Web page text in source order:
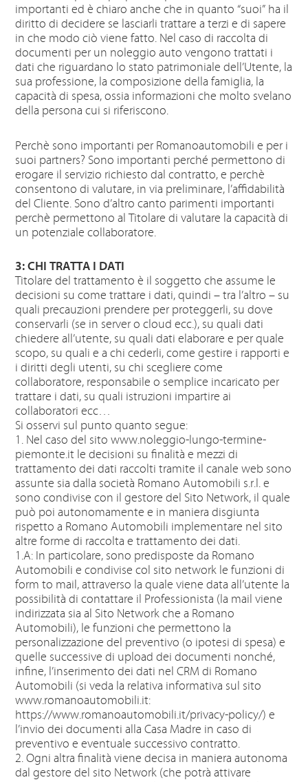
importanti ed è chiaro anche che in quanto “suoi” ha il
diritto di decidere se lasciarli trattare a terzi e di sapere
in che modo ciò viene fatto. Nel caso di raccolta di
documenti per un noleggio auto vengono trattati i
dati che riguardano lo stato patrimoniale dell’Utente, la
sua professione, la composizione della famiglia, la
capacità di spesa, ossia informazioni che molto svelano
della persona cui si riferiscono.
Perchè sono importanti per Romanoautomobili e per i
suoi partners? Sono importanti perché permettono di
erogare il servizio richiesto dal contratto, e perchè
consentono di valutare, in via preliminare, l’affidabilità
del Cliente. Sono d’altro canto parimenti importanti
perchè permettono al Titolare di valutare la capacità di
un potenziale collaboratore.
3: CHI TRATTA I DATI
Titolare del trattamento è il soggetto che assume le
decisioni su come trattare i dati, quindi – tra l’altro – su
quali precauzioni prendere per proteggerli, su dove
conservarli (se in server o cloud ecc.), su quali dati
chiedere all’utente, su quali dati elaborare e per quale
scopo, su quali e a chi cederli, come gestire i rapporti e
i diritti degli utenti, su chi scegliere come
collaboratore, responsabile o semplice incaricato per
trattare i dati, su quali istruzioni impartire ai
collaboratori ecc…
Si osservi sul punto quanto segue:
1. Nel caso del sito www.noleggio-lungo-termine-
piemonte.it le decisioni su finalità e mezzi di
trattamento dei dati raccolti tramite il canale web sono
assunte sia dalla società Romano Automobili s.r.l. e
sono condivise con il gestore del Sito Network, il quale
può poi autonomamente e in maniera disgiunta
rispetto a Romano Automobili implementare nel sito
altre forme di raccolta e trattamento dei dati.
1.A: In particolare, sono predisposte da Romano
Automobili e condivise col sito network le funzioni di
form to mail, attraverso la quale viene data all’utente la
possibilità di contattare il Professionista (la mail viene
indirizzata sia al Sito Network che a Romano
Automobili), le funzioni che permettono la
personalizzazione del preventivo (o ipotesi di spesa) e
quelle successive di upload dei documenti nonché,
infine, l’inserimento dei dati nel CRM di Romano
Automobili (si veda la relativa informativa sul sito
www.romanoautomobili.it:
https://www.romanoautomobili.it/privacy-policy/) e
l’invio dei documenti alla Casa Madre in caso di
preventivo e eventuale successivo contratto.
2. Ogni altra finalità viene decisa in maniera autonoma
dal gestore del sito Network (che potrà attivare